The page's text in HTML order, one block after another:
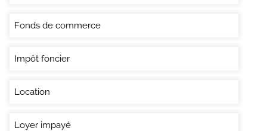
Fonds de commerce
Impôt foncier
Location
Loyer impayé